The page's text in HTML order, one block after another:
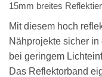
15mm breites
Mit diesem hoch
Nähprojekte sicher
bei geringem
Das Reflektorband